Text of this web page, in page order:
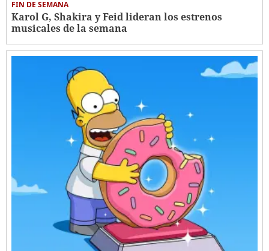
FIN DE SEMANA
Karol G, Shakira y Feid lideran los estrenos
musicales de la semana